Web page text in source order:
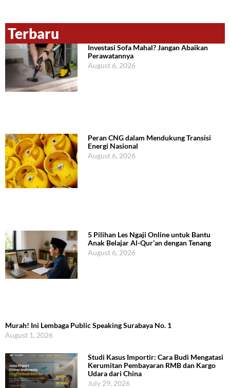
Terbaru
Investasi Sofa Mahal? Jangan Abaikan
Perawatannya
August 6, 2026
Peran CNG dalam Mendukung Transisi
Energi Nasional
August 6, 2026
5 Pilihan Les Ngaji Online untuk Bantu
Anak Belajar Al-Qur’an dengan Tenang
August 6, 2026
Murah! Ini Lembaga Public Speaking Surabaya No. 1
August 1, 2026
Studi Kasus Importir: Cara Budi Mengatasi
Kerumitan Pembayaran RMB dan Kargo
Udara dari China
July 29, 2026